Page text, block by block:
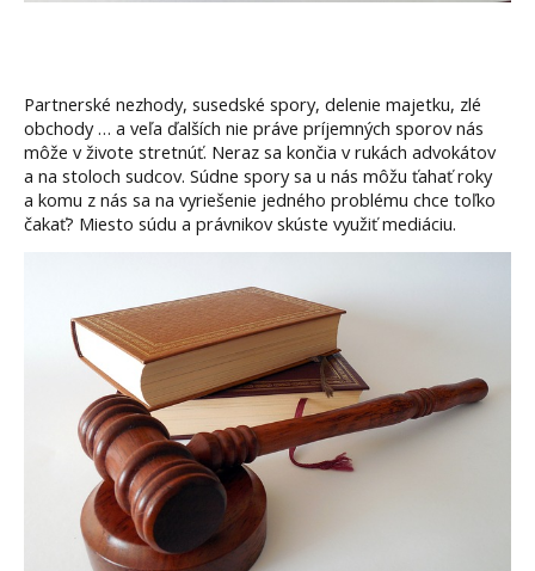
Partnerské nezhody, susedské spory, delenie majetku, zlé
obchody … a veľa ďalších nie práve príjemných sporov nás
môže v živote stretnúť. Neraz sa končia v rukách advokátov
a na stoloch sudcov. Súdne spory sa u nás môžu ťahať roky
a komu z nás sa na vyriešenie jedného problému chce toľko
čakať? Miesto súdu a právnikov skúste využiť mediáciu.